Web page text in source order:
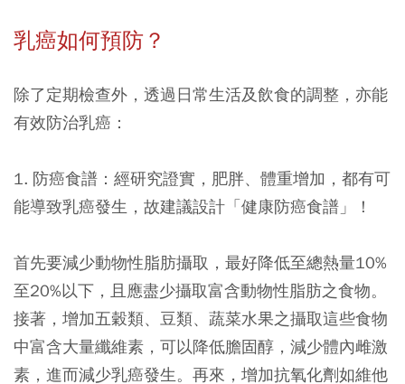
乳癌如何預防？
除了定期檢查外，透過日常生活及飲食的調整，亦能
有效防治乳癌：
1. 防癌食譜：經研究證實，肥胖、體重增加，都有可
能導致乳癌發生，故建議設計「健康防癌食譜」！
首先要減少動物性脂肪攝取，最好降低至總熱量10%
至20%以下，且應盡少攝取富含動物性脂肪之食物。
接著，增加五穀類、豆類、蔬菜水果之攝取這些食物
中富含大量纖維素，可以降低膽固醇，減少體內雌激
素，進而減少乳癌發生。再來，增加抗氧化劑如維他